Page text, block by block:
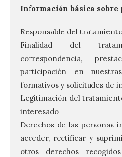
Información básica sobre
Responsable del
Finalidad del
correspondencia,
participación en
formativos y solicitudes de
Legitimación del
interesado
Derechos de las personas
acceder, rectificar y
otros derechos